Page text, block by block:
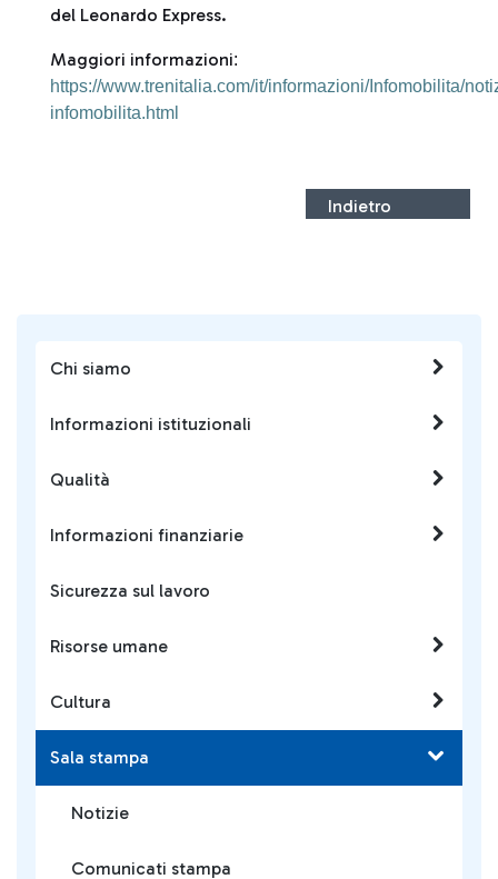
Chi siamo
Informazioni istituzionali
Qualità
Informazioni finanziarie
Sicurezza sul lavoro
Risorse umane
Cultura
Sala stampa
Notizie
Comunicati stampa
del Leonardo Express.
Maggiori informazioni:
https://www.trenitalia.com/it/informazioni/Infomobilita/
infomobilita.html
Indietro